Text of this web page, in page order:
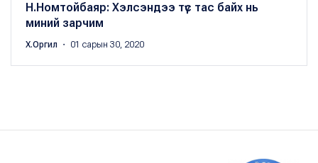
Н.Номтойбаяр: Хэлсэндээ түс тас байх нь
миний зарчим
Х.Оргил ・ 01 сарын 30, 2020